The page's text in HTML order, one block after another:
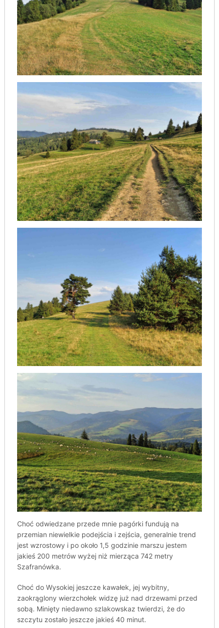
Choć odwiedzane przede mnie pagórki fundują na
przemian niewielkie podejścia i zejścia, generalnie trend
jest wzrostowy i po około 1,5 godzinie marszu jestem
jakieś 200 metrów wyżej niż mierząca 742 metry
Szafranówka.
Choć do Wysokiej jeszcze kawałek, jej wybitny,
zaokrąglony wierzchołek widzę już nad drzewami przed
sobą. Minięty niedawno szlakowskaz twierdzi, że do
szczytu zostało jeszcze jakieś 40 minut.